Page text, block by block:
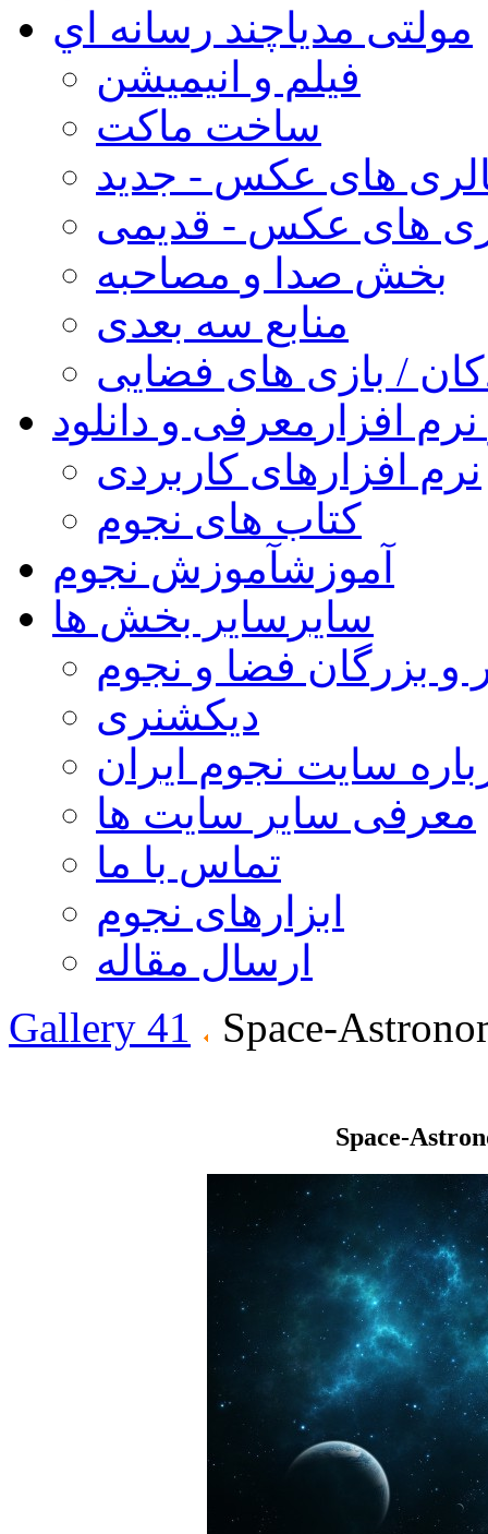
مولتی مدیاچند رسانه اي
فیلم و انیمیشن
ساخت ماکت
های عکس - جدید
های عکس - قدیمی
بخش صدا و مصاحبه
منابع سه بعدی
/ بازی های فضایی
افزار معرفی و دانلود
نرم افزارهای کاربردی
کتاب های نجوم
آموزشآموزش نجوم
سایر سایر بخش ها
و بزرگان فضا و نجوم
دیکشنری
سایت نجوم ایران
معرفی سایر سایت ها
تماس با ما
ابزارهای نجوم
ارسال مقاله
Gallery 41
Space-
Space-